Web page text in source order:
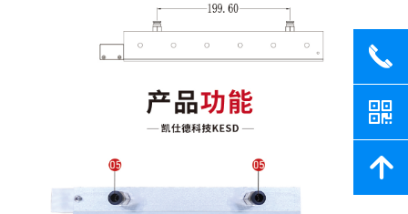
끅
낃
녕